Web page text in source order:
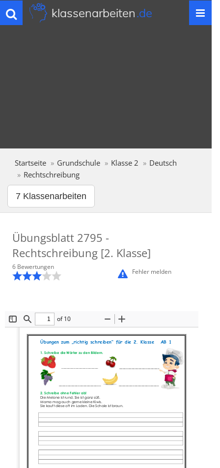
Toggle
navigation
klassenarbeiten.de
Startseite Grundschule Klasse 2
Deutsch
Rechtschreibung
7 Klassenarbeiten
Übungsblatt 2795 -
Rechtschreibung [2. Klasse]
Fehler melden
6 Bewertungen
ToggleFind
of 10
Zoom
Übungen zum „richtig schreiben“ für die 2. Klasse AB 1
1. Schreibe die Wörter zu den Bildern.
2. Schreibe ohne Fehler ab!
Die Melone ist rund. Sie ist ganz süß.
Mama mag auch gerne kleine Kiwis.
Sie kauft diese oft im Laden. Die Schale ist braun.